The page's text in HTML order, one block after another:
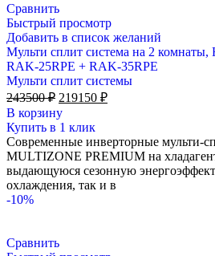
Сравнить
Быстрый просмотр
Добавить в список желаний
Мульти сплит система на 2
RAK-25RPE + RAK-35RPE
Мульти сплит системы
243500₽ Первоначальная
цена
составляла
243500 ₽.
219150 ₽Текущая
В корзину
Купить в 1 клик
Современные инверторные мульти-
MULTIZONE PREMIUM на
выдающуюся сезонную
охлаждения, так и в
-10%
Сравнить